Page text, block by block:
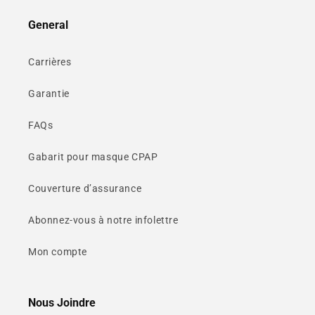
General
Carrières
Garantie
FAQs
Gabarit pour masque CPAP
Couverture d’assurance
Abonnez-vous à notre infolettre
Mon compte
Nous Joindre